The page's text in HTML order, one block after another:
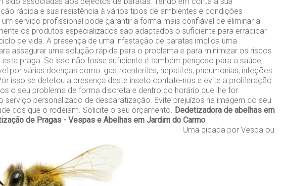
rápida e sua resistência à vários tipos de ambientes e condições
serviço profissional pode garantir a forma mais confiável de eliminar a
os produtos especializados são adaptados o suficiente para erradicar
de vida. A presença de uma infestação de baratas implica uma
assegurar uma solução rápida para o problema e para minimizar os riscos
praga. Se isso não fosse suficiente é também perigoso para a saúde,
por várias doenças como: gastroenterites, hepatites, pneumonias, infeções
isso se detetou a presença deste inseto contate-nos e evite a proliferação
o seu problema de forma discreta e dentro do horário que lhe for
serviço personalizado de desbaratização. Evite prejuízos na imagem do seu
dos que o rodeiam. Solicite o seu orçamento.
Dedetizadora de abelhas em
de Pragas - Vespas e Abelhas em Jardim do Carmo
Uma picada por Vespa ou